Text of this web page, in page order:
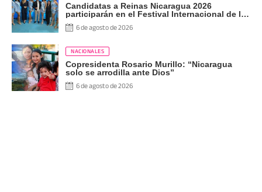
Candidatas a Reinas Nicaragua 2026
participarán en el Festival Internacional de las
Artes, Cultura y Gastronomía
6 de agosto de 2026
NACIONALES
Copresidenta Rosario Murillo: “Nicaragua
solo se arrodilla ante Dios”
6 de agosto de 2026